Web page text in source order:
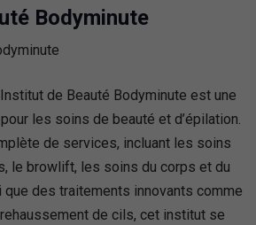
Bodyminute
de Beauté Bodyminute est une
les soins de beauté et d’épilation.
de services, incluant les soins
le browlift, les soins du corps et du
que des traitements innovants comme
de cils, cet institut se